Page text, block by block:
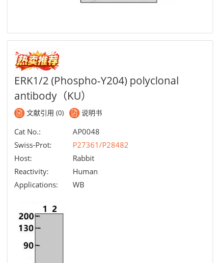
ERK1/2 (Phospho-Y204) polyclonal
antibody（KU）
文献引用 (0) 说明书
Cat No.:
AP0048
Swiss-Prot:
P27361/P28482
Host:
Rabbit
Reactivity:
Human
Applications:
WB